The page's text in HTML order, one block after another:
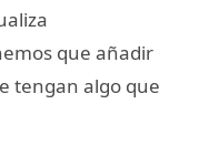
que añadir
tengan algo que